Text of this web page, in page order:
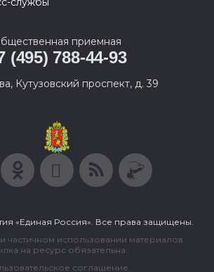
приемная
(495) 788-44-93
Кутузовский проспект, д. 39
«Единая Россия». Все права защищены.
частичном использовании материалов
на ресурс обязательна.
соглашение